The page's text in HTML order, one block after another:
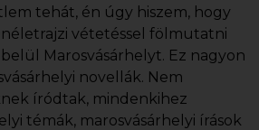
tehát, én úgy hiszem, hogy
vétetéssel fölmutatni
Marosvásárhelyt. Ez nagyon
novellák. Nem
íródtak, mindenkihez
témák, marosvásárhelyi írások